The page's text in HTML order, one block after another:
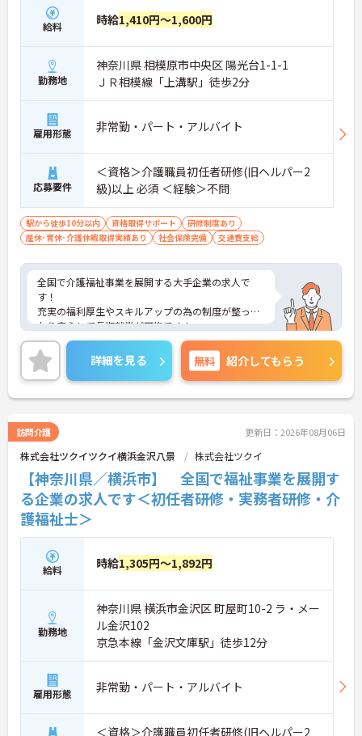
給料 時給1,410円～1,600円
勤務地
神奈川県 相模原市中央区 陽光台1-1-1
ＪＲ相模線「上溝駅」徒歩2分
雇用形態 非常勤・パート・アルバイト
応募要件
＜資格＞介護職員初任者研修(旧ヘルパー2
級)以上 必須 ＜経験＞不問
駅から徒歩10分以内 資格取得サポート
研修制度あり
産休･育休･介護休暇取得実績あり
社会保険完備 交通費支給
全国で介護福祉事業を展開する大手企業の求人で
す！
充実の福利厚生やスキルアップの為の制度が整って
おり安心して長期就業が可能です！
ご興味ある方には、面接のポイントなど、さらに詳
細をお話致しますのでお気軽にご相談ください。
詳細を見る 無料 紹介してもらう
訪問介護 更新日：2026年08月06日
株式会社ツクイツクイ横浜金沢八景 株式会社ツクイ
【神奈川県／横浜市】 全国で福祉事業を展開す
る企業の求人です＜初任者研修・実務者研修・介
護福祉士＞
給料 時給1,305円～1,892円
勤務地
神奈川県 横浜市金沢区 町屋町10-2 ラ・メー
ル金沢102
京急本線「金沢文庫駅」徒歩12分
雇用形態 非常勤・パート・アルバイト
＜資格＞介護職員初任者研修(旧ヘルパー2